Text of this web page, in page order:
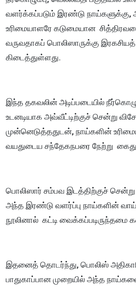
வளர்க்கப்படும் இரண்டு நாய்களுக்கு,
உரிமையாளரே கடுமையான
வருவதாகப் பொலிஸாருக்கு
கிடைத்துள்ளது.
இந்த தகவலின் அடிப்படையில்
உடனடியாக அவ்வீட்டிற்குச் சென்று
முன்னெடுத்ததுடன், நாய்களின்
வயதுடைய சந்தேகநபரை நேற்று
பொலிஸார் சம்பவ இடத்திற்குச்
அந்த இரண்டு வளர்ப்பு நாய்களின்
நூலினால் கட்டி வைக்கப்படிருந்தமை
இதனைத் தொடர்ந்து, பொலிஸ்
பாதுகாப்பான முறையில் அந்த